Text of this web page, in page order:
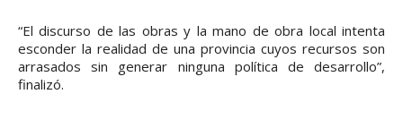
“El discurso de las obras y la mano de obra local intenta
esconder la realidad de una provincia cuyos recursos son
arrasados sin generar ninguna política de desarrollo”,
finalizó.